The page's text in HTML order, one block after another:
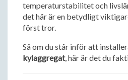
temperaturstabilitet och
det här är en betydligt
först tror.
Så om du står inför att
kylaggregat, här är det du